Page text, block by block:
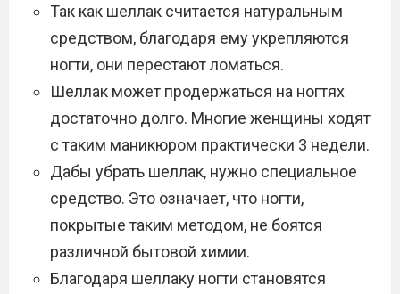
Так как шеллак считается натуральным
средством, благодаря ему укрепляются
ногти, они перестают ломаться.
Шеллак может продержаться на ногтях
достаточно долго. Многие женщины ходят
с таким маникюром практически 3 недели.
Дабы убрать шеллак, нужно специальное
средство. Это означает, что ногти,
покрытые таким методом, не боятся
различной бытовой химии.
Благодаря шеллаку ногти становятся